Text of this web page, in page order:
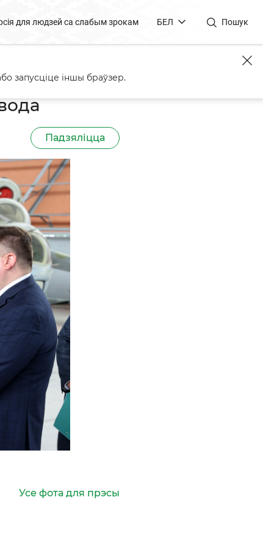
для людзей са слабым зрокам БЕЛ Пошук
Падзяліцца
Усе фота для прэсы
запусціце іншы браўзер.